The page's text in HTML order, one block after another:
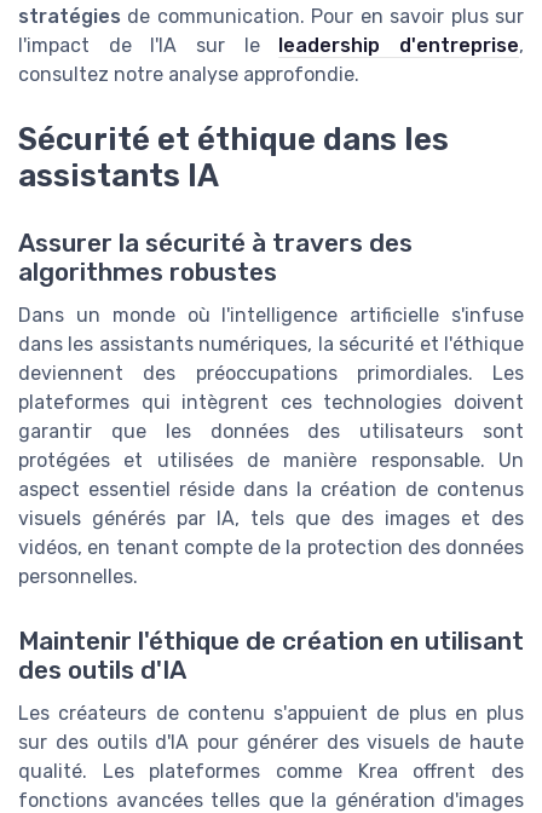
stratégies de communication. Pour en savoir plus sur
l'impact de l'IA sur le leadership d'entreprise,
consultez notre analyse approfondie.
Sécurité et éthique dans les
assistants IA
Assurer la sécurité à travers des
algorithmes robustes
Dans un monde où l'intelligence artificielle s'infuse
dans les assistants numériques, la sécurité et l'éthique
deviennent des préoccupations primordiales. Les
plateformes qui intègrent ces technologies doivent
garantir que les données des utilisateurs sont
protégées et utilisées de manière responsable. Un
aspect essentiel réside dans la création de contenus
visuels générés par IA, tels que des images et des
vidéos, en tenant compte de la protection des données
personnelles.
Maintenir l'éthique de création en utilisant
des outils d'IA
Les créateurs de contenu s'appuient de plus en plus
sur des outils d'IA pour générer des visuels de haute
qualité. Les plateformes comme Krea offrent des
fonctions avancées telles que la génération d'images